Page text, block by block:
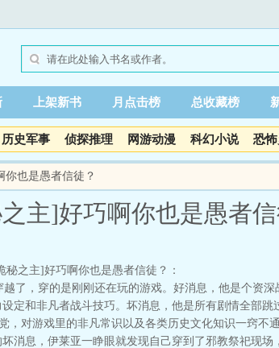
上架新书 月点击榜 总收藏榜
历史军事 侦探推理 网游动漫 科幻小说 恐
你也是愚者信徒？
主]好巧啊你也是愚者信
秘之主]好巧啊你也是愚者信徒？：
了，穿的是刚刚还在玩的游戏。好消息，他是个资深
定和非凡者战斗技巧。坏消息，他是所有剧情全部跳
，对游戏里的非凡常识以及各类历史文化知识一窍不
消息，伊莱亚一睁眼就发现自己穿到了邪教祭祀现场